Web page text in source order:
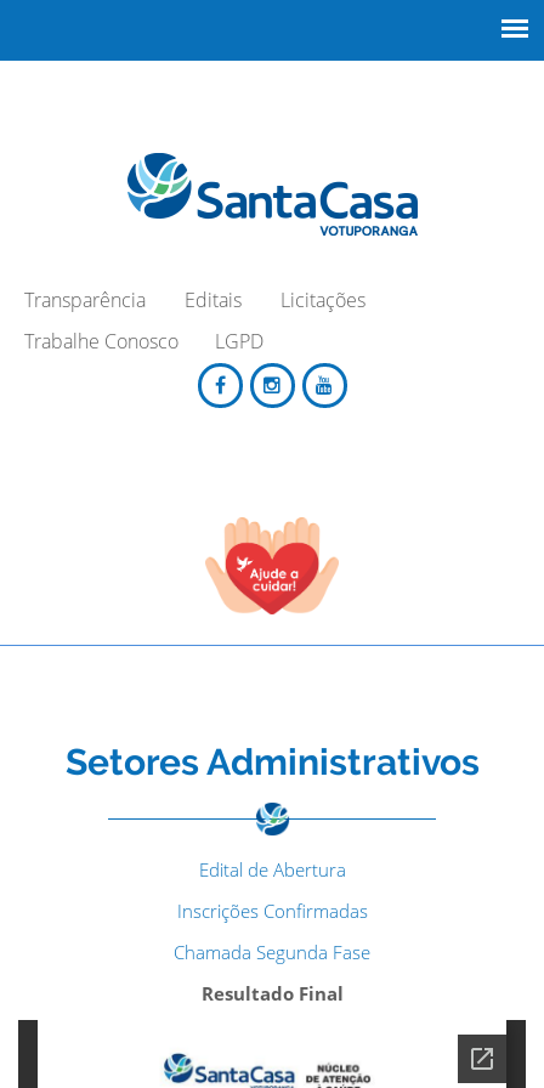
Transparência Editais
Licitações
Trabalhe Conosco
LGPD
TODOS OS CAMPOS SÃO OBRIGATÓRIOS.
Setores Administrativos
Edital de Abertura
Inscrições Confirmadas
Chamada Segunda Fase
Resultado Final